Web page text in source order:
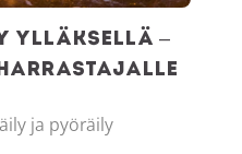
Ylläksellä –
ja pyöräily